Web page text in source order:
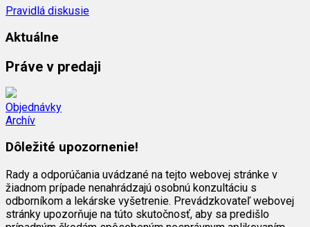
Pravidlá diskusie
Aktuálne
Práve v predaji
Objednávky
Archív
Dôležité upozornenie!
Rady a odporúčania uvádzané na tejto webovej stránke v
žiadnom prípade nenahrádzajú osobnú konzultáciu s
odborníkom a lekárske vyšetrenie. Prevádzkovateľ webovej
stránky upozorňuje na túto skutočnosť, aby sa predišlo